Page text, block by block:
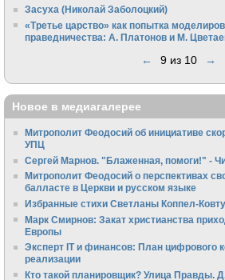
Засуха (Николай Заболоцкий)
«Третье царство» как попытка
праведничества: А. Платонов и М.
← 9 из 10 →
Новое в медиагалерее
Митрополит Феодосий об инициативе
УПЦ
Сергей Марнов. "Блаженная, помоги!" -
Митрополит Феодосий о перспективах
балласте в Церкви и русском языке
Избранные стихи Светланы Коппел-
Марк Смирнов: Закат христианства
Европы
Эксперт IT и финансов: План цифрового
реализации
Кто такой планировщик? Улица Правды.